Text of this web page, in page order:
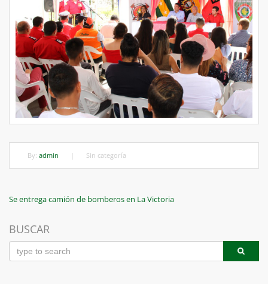
By: admin Sin categoría
Navegación
de
entradas
Previous
Se entrega camión de bomberos en La Victoria
BUSCAR